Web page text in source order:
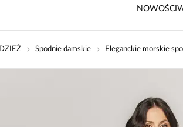
NOWOŚCI
Spodnie damskie Eleganckie morskie